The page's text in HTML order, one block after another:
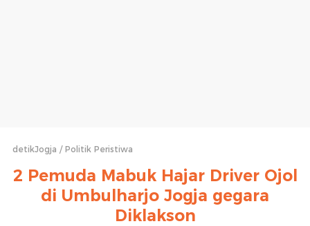
detikJogja Politik Peristiwa
2 Pemuda Mabuk Hajar Driver Ojol
di Umbulharjo Jogja gegara
Diklakson